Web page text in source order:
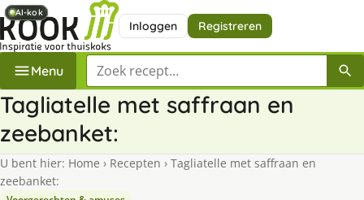
Inloggen Registreren
Menu Zoek een recept
Tagliatelle met saffraan en
zeebanket:
U bent hier: Home › Recepten › Tagliatelle met saffraan en
zeebanket:
AI-kok
AI-kok
AI-kok